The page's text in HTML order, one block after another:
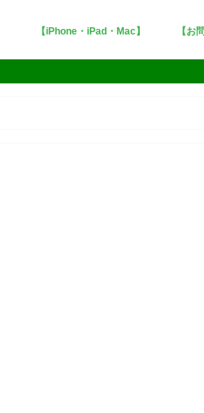
【iPhone・iPad・Mac】
iPhoneX
iOS12
iOS11
【お